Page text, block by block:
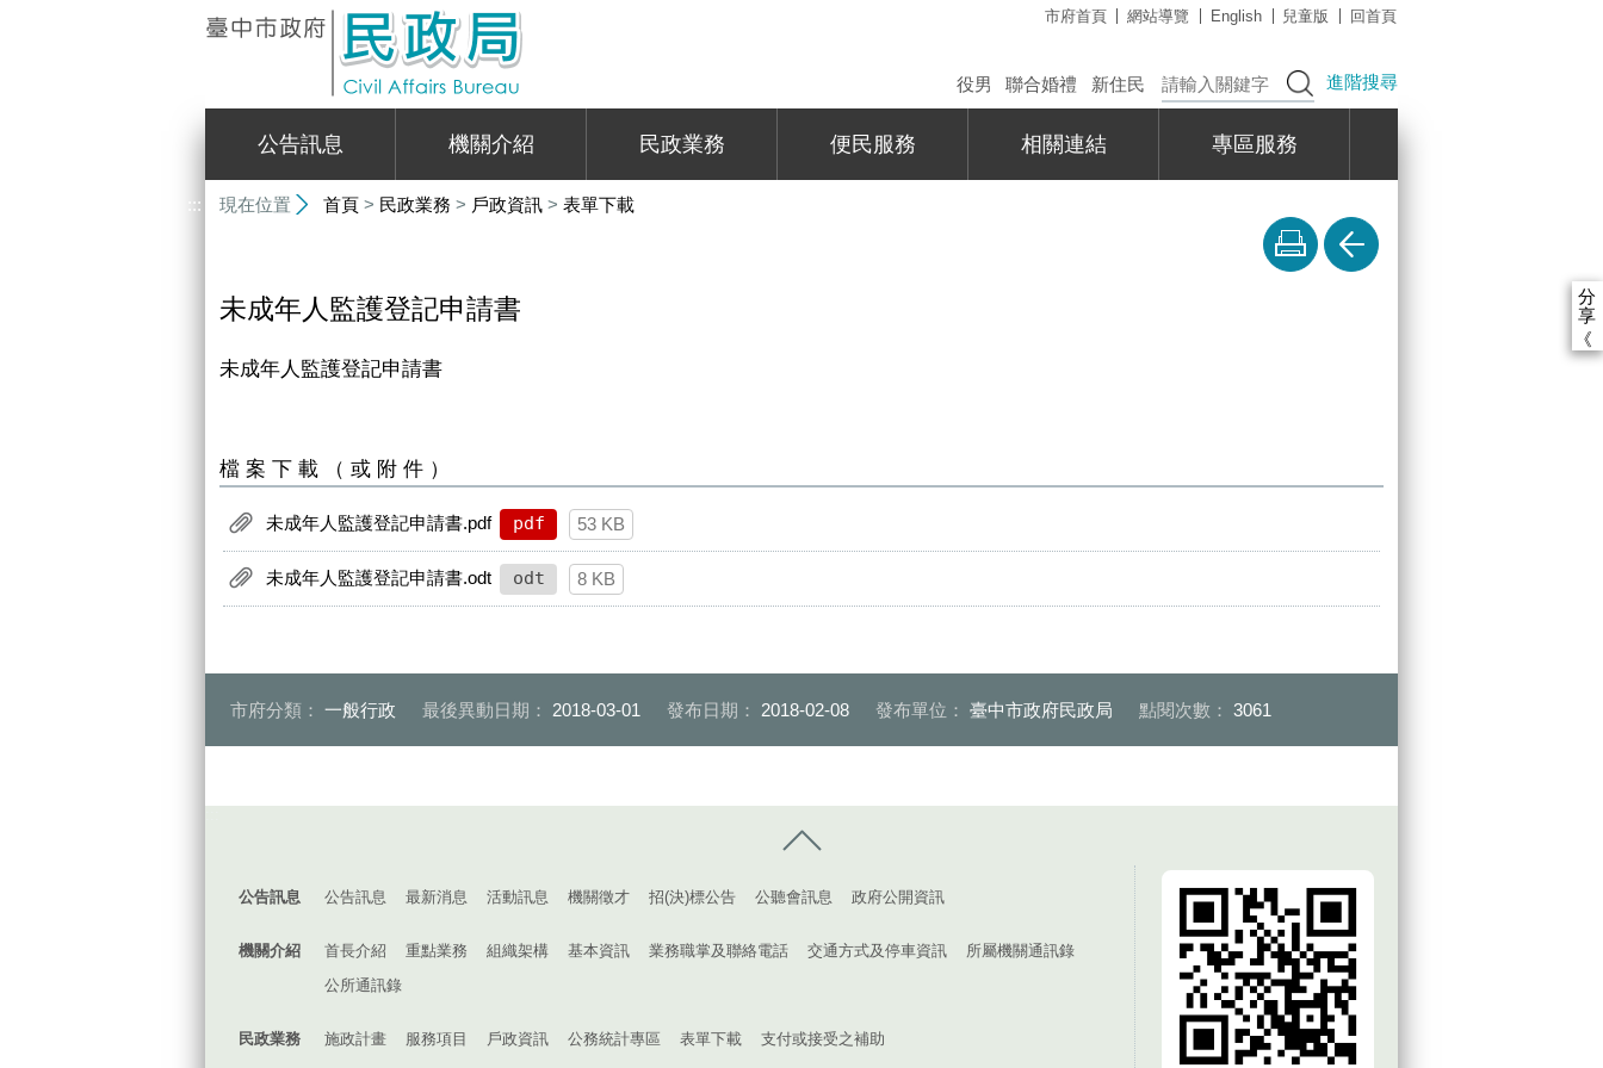
市府首頁 網站導覽 English 兒童版 回首頁
役男 聯合婚禮 新住民 進階搜尋
公告訊息 機關介紹 民政業務 便民服務 相關連結 專區服務
::: 現在位置 首頁 > 民政業務 > 戶政資訊 > 表單下載
分
享
《
未成年人監護登記申請書
未成年人監護登記申請書
檔案下載（或附件）
未成年人監護登記申請書.pdf pdf 53 KB
未成年人監護登記申請書.odt odt 8 KB
市府分類： 一般行政 最後異動日期： 2018-03-01 發布日期： 2018-02-08 發布單位： 臺中市政府民政局 點閱次數： 3061
公告訊息 公告訊息 最新消息 活動訊息 機關徵才 招(決)標公告 公聽會訊息 政府公開資訊
機關介紹 首長介紹 重點業務 組織架構 基本資訊 業務職掌及聯絡電話 交通方式及停車資訊
所屬機關通訊錄
公所通訊錄
民政業務 施政計畫 服務項目 戶政資訊 公務統計專區 表單下載 支付或接受之補助